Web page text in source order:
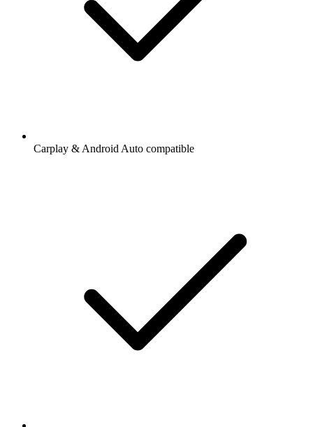
Carplay & Android Auto compatible